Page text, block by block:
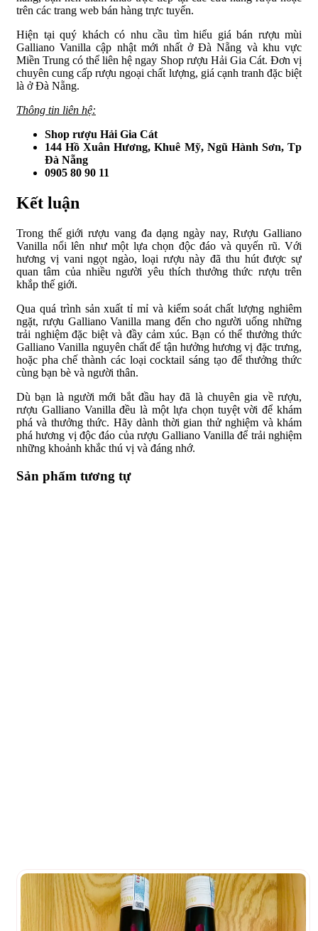
trên các trang web bán hàng trực tuyến.
Hiện tại quý khách có nhu cầu tìm hiểu giá bán rượu mùi
Galliano Vanilla cập nhật mới nhất ở Đà Nẵng và khu vực
Miền Trung có thể liên hệ ngay Shop rượu Hải Gia Cát. Đơn vị
chuyên cung cấp rượu ngoại chất lượng, giá cạnh tranh đặc biệt
là ở Đà Nẵng.
Thông tin liên hệ:
Shop rượu Hải Gia Cát
144 Hồ Xuân Hương, Khuê Mỹ, Ngũ Hành Sơn, Tp
Đà Nẵng
0905 80 90 11
Kết luận
Trong thế giới rượu vang đa dạng ngày nay, Rượu Galliano
Vanilla nổi lên như một lựa chọn độc đáo và quyến rũ. Với
hương vị vani ngọt ngào, loại rượu này đã thu hút được sự
quan tâm của nhiều người yêu thích thưởng thức rượu trên
khắp thế giới.
Qua quá trình sản xuất tỉ mỉ và kiểm soát chất lượng nghiêm
ngặt, rượu Galliano Vanilla mang đến cho người uống những
trải nghiệm đặc biệt và đầy cảm xúc. Bạn có thể thưởng thức
Galliano Vanilla nguyên chất để tận hưởng hương vị đặc trưng,
hoặc pha chế thành các loại cocktail sáng tạo để thưởng thức
cùng bạn bè và người thân.
Dù bạn là người mới bắt đầu hay đã là chuyên gia về rượu,
rượu Galliano Vanilla đều là một lựa chọn tuyệt vời để khám
phá và thưởng thức. Hãy dành thời gian thử nghiệm và khám
phá hương vị độc đáo của rượu Galliano Vanilla để trải nghiệm
những khoảnh khắc thú vị và đáng nhớ.
Sản phẩm tương tự